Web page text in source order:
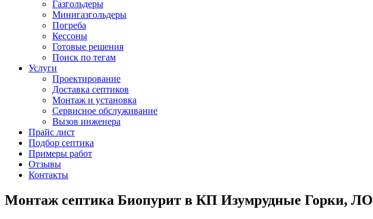
Газгольдеры
Минигазгольдеры
Погреба
Кессоны
Готовые решения
Поиск по тегам
Услуги
Проектирование
Доставка септиков
Монтаж и установка
Сервисное обслуживание
Вызов инженера
Прайс лист
Подбор септика
Примеры работ
Отзывы
Контакты
Монтаж септика Биопурит в КП Изумрудные Горки, ЛО